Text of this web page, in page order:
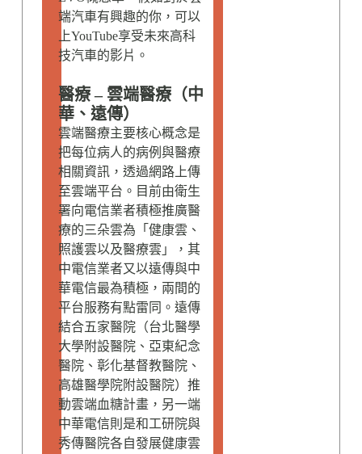
端汽車有興趣的你，可以
上YouTube享受未來高科
技汽車的影片。
醫療 – 雲端醫療（中
華、遠傳）
雲端醫療主要核心概念是
把每位病人的病例與醫療
相關資訊，透過網路上傳
至雲端平台。目前由衛生
署向電信業者積極推廣醫
療的三朵雲為「健康雲、
照護雲以及醫療雲」，其
中電信業者又以遠傳與中
華電信最為積極，兩間的
平台服務有點雷同。遠傳
結合五家醫院（台北醫學
大學附設醫院、亞東紀念
醫院、彰化基督教醫院、
高雄醫學院附設醫院）推
動雲端血糖計畫，另一端
中華電信則是和工研院與
秀傳醫院各自發展健康雲